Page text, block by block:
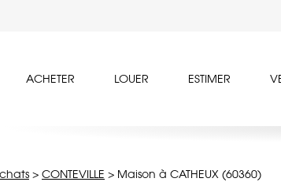
ACHETER LOUER ESTIMER
> CONTEVILLE > Maison à CATHEUX (60360)